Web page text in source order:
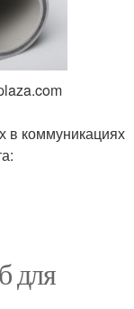
в коммуникациях
для